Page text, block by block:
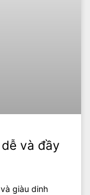
và đầy
giàu dinh